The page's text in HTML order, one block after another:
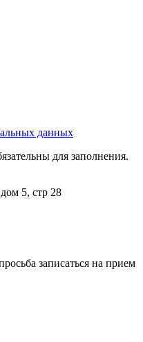
данных
для заполнения.
5, стр 28
записаться на прием